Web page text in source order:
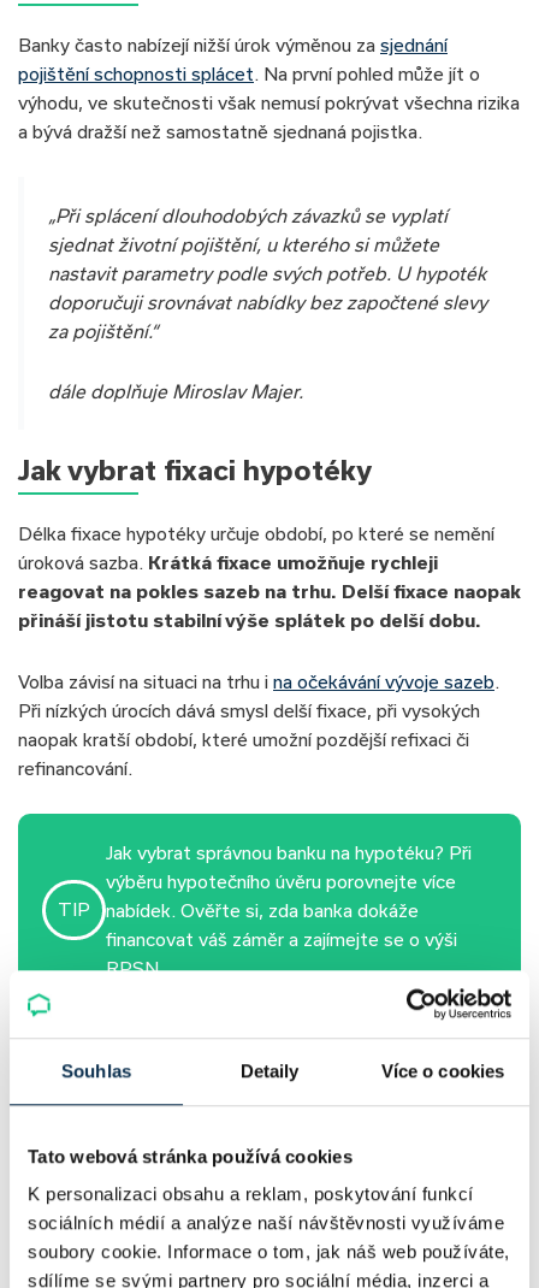
Souhlas Detaily Více o cookies
Tato webová stránka používá cookies
K personalizaci obsahu a reklam, poskytování funkcí
sociálních médií a analýze naší návštěvnosti využíváme
soubory cookie. Informace o tom, jak náš web používáte,
sdílíme se svými partnery pro sociální média, inzerci a
Banky často nabízejí nižší úrok výměnou za sjednání
pojištění schopnosti splácet. Na první pohled může jít o
výhodu, ve skutečnosti však nemusí pokrývat všechna rizika
a bývá dražší než samostatně sjednaná pojistka.
„Při splácení dlouhodobých závazků se vyplatí
sjednat životní pojištění, u kterého si můžete
nastavit parametry podle svých potřeb. U hypoték
doporučuji srovnávat nabídky bez započtené slevy
za pojištění.“
dále doplňuje Miroslav Majer.
Jak vybrat fixaci hypotéky
Délka fixace hypotéky určuje období, po které se nemění
úroková sazba. Krátká fixace umožňuje rychleji
reagovat na pokles sazeb na trhu. Delší fixace naopak
přináší jistotu stabilní výše splátek po delší dobu.
Volba závisí na situaci na trhu i na očekávání vývoje sazeb
Při nízkých úrocích dává smysl delší fixace, při vysokých
naopak kratší období, které umožní pozdější refixaci či
refinancování.
TIP
Jak vybrat správnou banku na hypotéku? Při
výběru hypotečního úvěru porovnejte více
nabídek. Ověřte si, zda banka dokáže
financovat váš záměr a zajímejte se o výši
RPSN.
Nejvhodnější období pro refinancování hypotéky
na konci fixace. Tehdy můžete úvěr bez sankcí doplatit
nebo převést k jiné bance. Při předčasném splacení během
fixačního období si ale banky zpravidla účtují poplatek. Jeho
maximální výše činí 1 % z mimořádně splacené části jistiny,